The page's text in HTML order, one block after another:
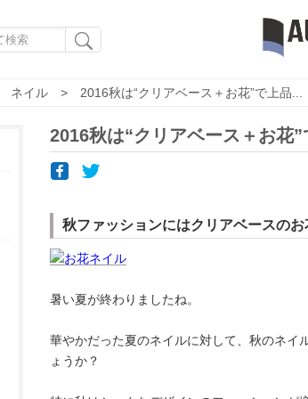
ネイル 2016秋は“クリアベース＋お花”で上品...
2016秋は“クリアベース＋お花
秋ファッションにはクリアベースのお
暑い夏が終わりましたね。
華やかだった夏のネイルに対して、秋のネイ
ょうか？